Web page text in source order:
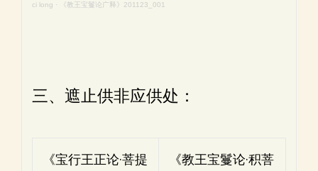
ci long · 《教王宝鬘论广释》201123_001
三、遮止供非应供处：
《宝行王正论·菩提
《教王宝鬘论·积菩